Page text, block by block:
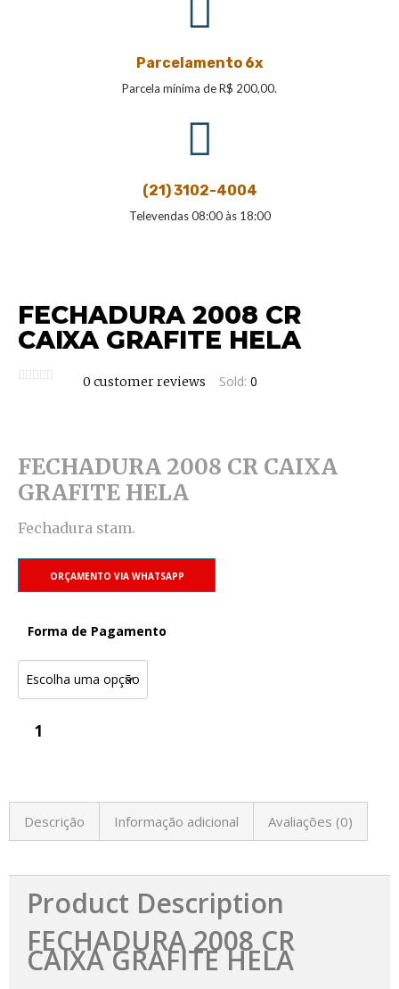
Parcelamento 6x
Parcela mínima de R$ 200,00.
(21) 3102-4004
Televendas 08:00 às 18:00
FECHADURA 2008 CR
CAIXA GRAFITE HELA
0 customer reviews Sold: 0
FECHADURA 2008 CR CAIXA
GRAFITE HELA
Fechadura stam.
ORÇAMENTO VIA WHATSAPP
Forma de Pagamento
Descrição Informação adicional Avaliações (0)
Product Description
FECHADURA 2008 CR
CAIXA GRAFITE HELA